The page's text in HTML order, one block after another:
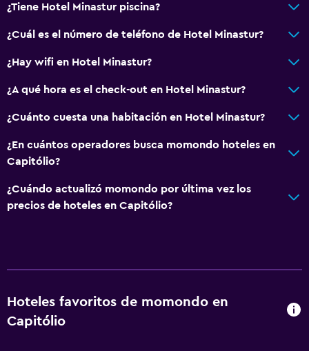
¿Tiene Hotel Minastur piscina?
¿Cuál es el número de teléfono de Hotel Minastur?
¿Hay wifi en Hotel Minastur?
¿A qué hora es el check-out en Hotel Minastur?
¿Cuánto cuesta una habitación en Hotel Minastur?
¿En cuántos operadores busca momondo hoteles en
Capitólio?
¿Cuándo actualizó momondo por última vez los
precios de hoteles en Capitólio?
Hoteles favoritos de momondo en
Capitólio